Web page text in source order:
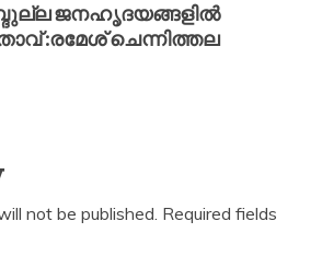
ജനഹൃദയങ്ങളിൽ
:രമേശ് ചെന്നിത്തല
not be published. Required fields